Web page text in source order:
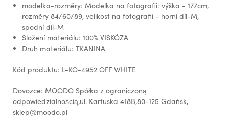
modelka-rozměry: Modelka na fotografii: výška - 177cm,
rozměry 84/60/89, velikost na fotografii - horní díl-M,
spodní díl-M
Složení materiálu: 100% VISKÓZA
Druh materiálu: TKANINA
Kód produktu: L-KO-4952 OFF WHITE
Dovozce: MOODO Spółka z ograniczoną
odpowiedzialnością,ul. Kartuska 418B,80-125 Gdańsk,
sklep@moodo.pl